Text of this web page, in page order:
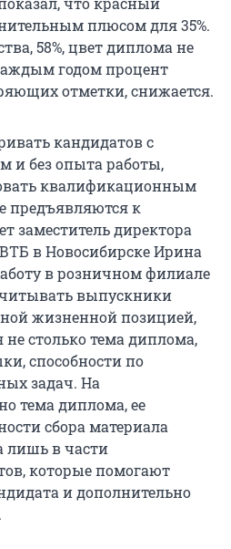
плюсом для 35%.
58%, цвет диплома не
годом процент
отметки, снижается.
кандидатов с
и без опыта работы,
квалификационным
предъявляются к
заместитель директора
в Новосибирске Ирина
в розничном филиале
выпускники
жизненной позицией,
столько тема диплома,
способности по
задач. На
тема диплома, ее
сбора материала
лишь в части
которые помогают
и дополнительно